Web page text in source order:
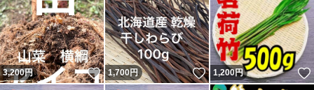
3,200円 いいね！
1,700円 いいね！
1,200円